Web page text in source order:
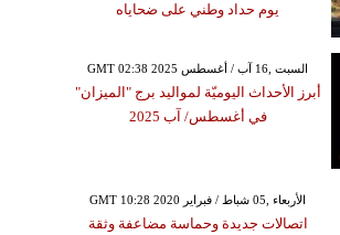
يوم حداد وطني على ضحاياه
GMT 02:38 2025 السبت ,16 آب / أغسطس
أبرز الأحداث اليوميّة لمواليد برج "الميزان"
في أغسطس/ آب 2025
GMT 10:28 2020 الأربعاء ,05 شباط / فبراير
اتصالات جديدة وحماسة مضاعفة وثقة